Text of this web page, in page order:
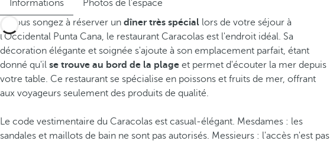
Informations
Photos de l'espace
Si vous songez à réserver un dîner très spécial lors de votre séjour à
l'Occidental Punta Cana, le restaurant Caracolas est l'endroit idéal. Sa
décoration élégante et soignée s'ajoute à son emplacement parfait, étant
donné qu'il se trouve au bord de la plage et permet d'écouter la mer depuis
votre table. Ce restaurant se spécialise en poissons et fruits de mer, offrant
aux voyageurs seulement des produits de qualité.
Le code vestimentaire du Caracolas est casual-élégant. Mesdames : les
sandales et maillots de bain ne sont pas autorisés. Messieurs : l'accès n'est pas